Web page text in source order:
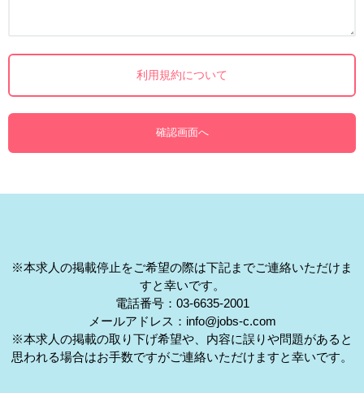
利用規約について
※本求人の掲載停止をご希望の際は下記までご連絡いただけま
すと幸いです。
電話番号：03-6635-2001
メールアドレス：info@jobs-c.com
※本求人の掲載の取り下げ希望や、内容に誤りや問題があると
思われる場合はお手数ですがご連絡いただけますと幸いです。